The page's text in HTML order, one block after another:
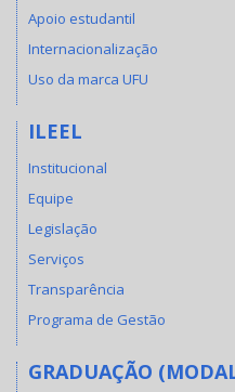
Apoio estudantil
Internacionalização
Uso da marca UFU
ILEEL
Institucional
Equipe
Legislação
Serviços
Transparência
Programa de Gestão
GRADUAÇÃO